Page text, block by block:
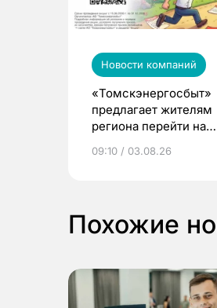
Новости компаний
«Томскэнергосбыт»
предлагает жителям
региона перейти на
выиграть призы
09:10 / 03.08.26
Похожие